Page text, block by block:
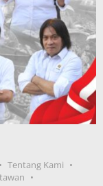
Tentang Kami